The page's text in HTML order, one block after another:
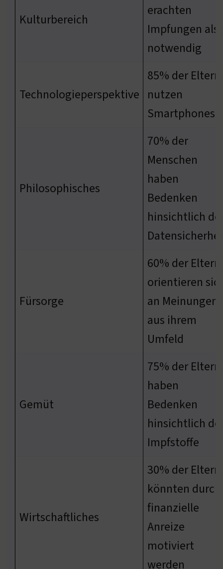
Kulturbereich
erachten
Impfungen als
notwendig
Technologieperspektive
85% der Eltern
nutzen
Smartphones
Philosophisches
70% der
Menschen
haben
Bedenken
hinsichtlich
Fürsorge
60% der Eltern
orientieren
an Meinungen
aus ihrem
Umfeld
Gemüt
75% der Eltern
haben
Bedenken
hinsichtlich
Impfstoffe
Wirtschaftliches
30% der Eltern
könnten durch
finanzielle
Anreize
motiviert
werden